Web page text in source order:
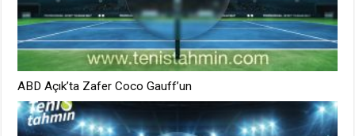
ABD Açık’ta Zafer Coco Gauff’un